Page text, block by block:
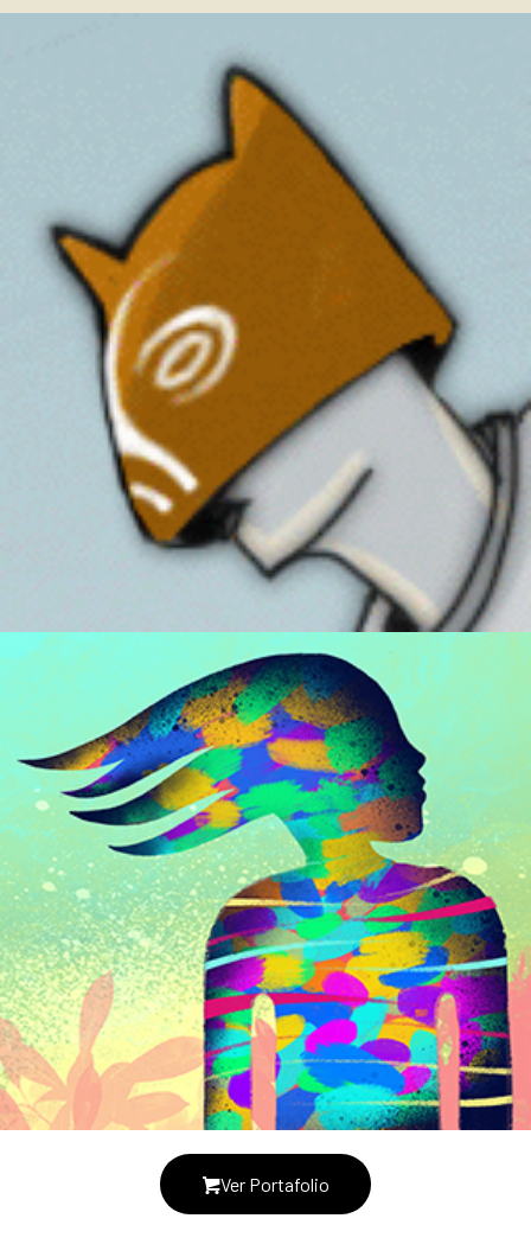
Ver Portafolio